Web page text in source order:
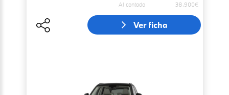
Al contado
38.900€
Ver ficha